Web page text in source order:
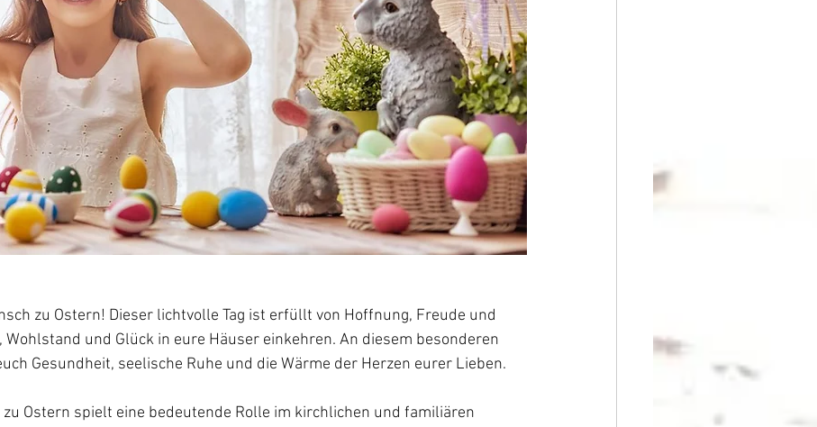
zu Ostern! Dieser lichtvolle Tag ist erfüllt von Hoffnung, Freude und
Wohlstand und Glück in eure Häuser einkehren. An diesem besonderen
Gesundheit, seelische Ruhe und die Wärme der Herzen eurer Lieben.
Ostern spielt eine bedeutende Rolle im kirchlichen und familiären